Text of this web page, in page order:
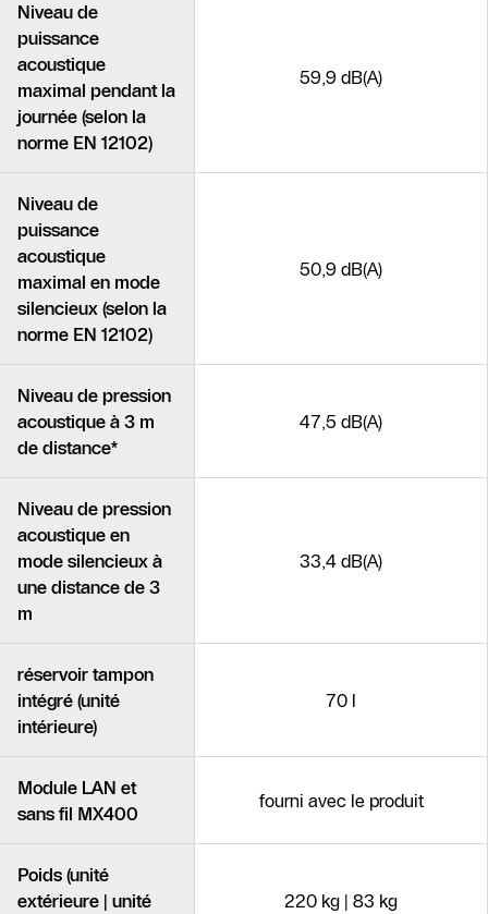
Niveau de
puissance
acoustique
maximal pendant la
journée (selon la
norme EN 12102)
59,9 dB(A)
Niveau de
puissance
acoustique
maximal en mode
silencieux (selon la
norme EN 12102)
50,9 dB(A)
Niveau de pression
acoustique à 3 m
de distance*
47,5 dB(A)
Niveau de pression
acoustique en
mode silencieux à
une distance de 3
m
33,4 dB(A)
réservoir tampon
intégré (unité
intérieure)
70 l
Module LAN et
sans fil MX400
fourni avec le produit
Poids (unité
extérieure | unité
220 kg | 83 kg